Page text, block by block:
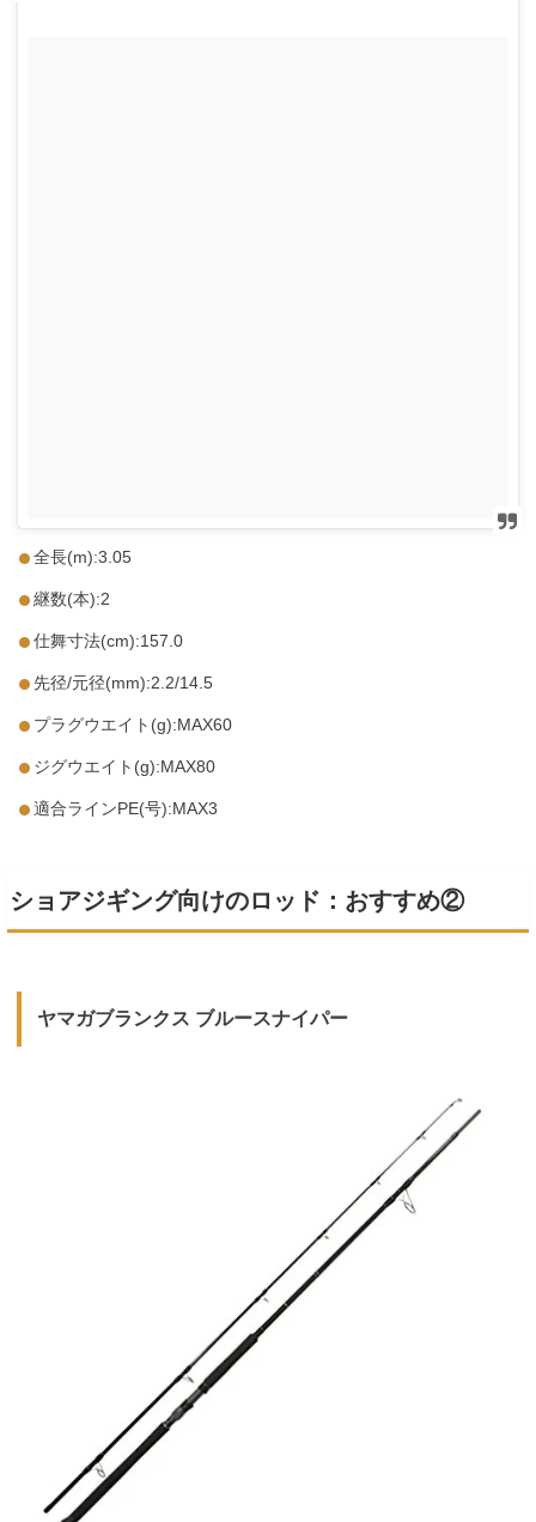
全長(m):3.05
継数(本):2
仕舞寸法(cm):157.0
先径/元径(mm):2.2/14.5
プラグウエイト(g):MAX60
ジグウエイト(g):MAX80
適合ラインPE(号):MAX3
ショアジギング向けのロッド：おすすめ②
ヤマガブランクス ブルースナイパー